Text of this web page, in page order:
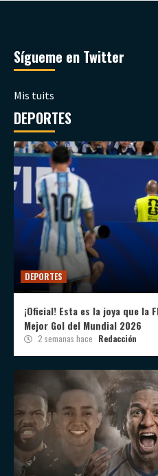
Sígueme en Twitter
Mis tuits
DEPORTES
DEPORTES
¡Oficial! Esta es la joya que la
Mejor Gol del Mundial 2026
2 semanas hace Redacción